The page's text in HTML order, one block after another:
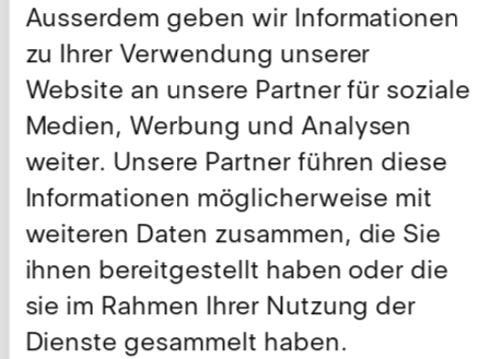
Ausserdem geben wir Informationen
zu Ihrer Verwendung unserer
Website an unsere Partner für soziale
Medien, Werbung und Analysen
weiter. Unsere Partner führen diese
Informationen möglicherweise mit
weiteren Daten zusammen, die Sie
ihnen bereitgestellt haben oder die
sie im Rahmen Ihrer Nutzung der
Dienste gesammelt haben.